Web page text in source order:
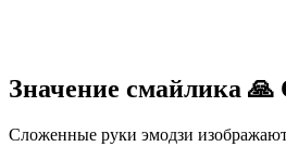
Значение смайлика
Сложенные руки эмодзи